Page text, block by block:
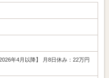
年4月以降】 月8日休み：22万円